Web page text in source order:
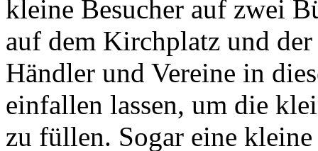
kleine Besucher auf zwei
auf dem Kirchplatz und
Händler und Vereine in
einfallen lassen, um die
zu füllen. Sogar eine